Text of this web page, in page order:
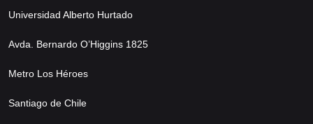
Universidad Alberto Hurtado
Avda. Bernardo O’Higgins 1825
Metro Los Héroes
Santiago de Chile